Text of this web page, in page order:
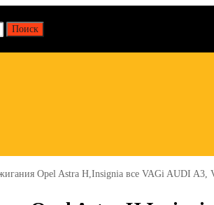
Поиск
Opel Astra H,Insignia все VAGi AUDI